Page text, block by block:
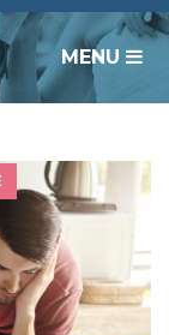
MENU